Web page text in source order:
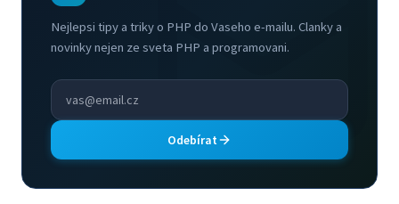
Nejlepsi tipy a triky o PHP do Vaseho e-mailu. Clanky a
novinky nejen ze sveta PHP a programovani.
Odebírat